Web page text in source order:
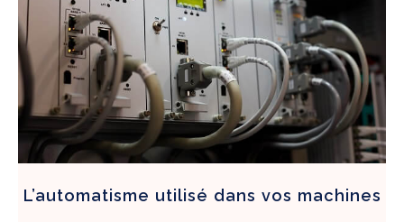
L’automatisme utilisé dans vos machines